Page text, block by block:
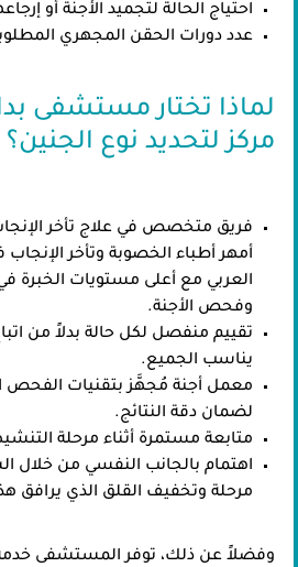
احتياج الحالة لتجميد الأجنة أو
عدد دورات الحقن المجهري
لماذا تختار مستشفى
مركز لتحديد نوع الجنين؟
فريق متخصص في علاج تأخر
أمهر أطباء الخصوبة وتأخر
العربي مع أعلى مستويات الخبرة
وفحص الأجنة.
تقييم منفصل لكل حالة بدلاً من
يناسب الجميع.
معمل أجنة مُجهَّز بتقنيات الفحص
لضمان دقة النتائج.
متابعة مستمرة أثناء مرحلة
اهتمام بالجانب النفسي من خلال
مرحلة وتخفيف القلق الذي يرافق
وفضلاً عن ذلك، توفر المستشفى خدمة